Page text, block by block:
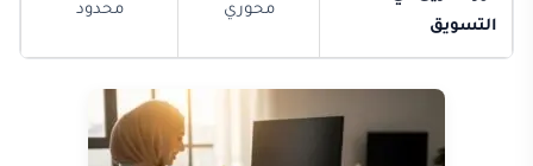
التسويق
محوري محدود